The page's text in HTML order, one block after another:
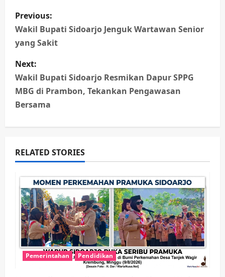
P
o
s
t
n
i
g
a
o
Previous:
Wakil Bupati Sidoarjo Jenguk Wartawan Senior
yang Sakit
Next:
Wakil Bupati Sidoarjo Resmikan Dapur SPPG
MBG di Prambon, Tekankan Pengawasan
Bersama
RELATED STORIES
Pemerintahan Pendidikan